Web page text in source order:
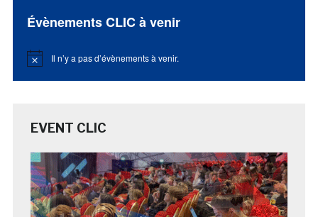
Évènements CLIC à venir
Notice Il n’y a pas d’évènements à venir.
EVENT CLIC